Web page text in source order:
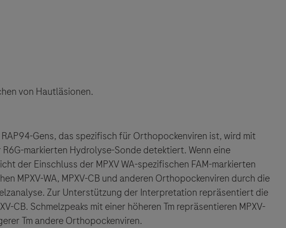
von Hautläsionen.
Gens, das spezifisch für Orthopockenviren ist, wird mit
markierten Hydrolyse-Sonde detektiert. Wenn eine
der Einschluss der MPXV WA-spezifischen FAM-markierten
MPXV-WA, MPXV-CB und anderen Orthopockenviren durch die
Zur Unterstützung der Interpretation repräsentiert die
CB. Schmelzpeaks mit einer höheren Tm repräsentieren MPXV-
Tm andere Orthopockenviren.